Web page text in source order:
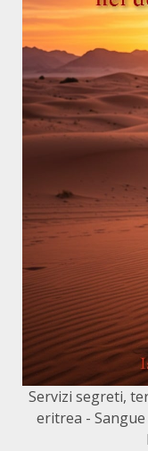
Servizi segreti,
eritrea -